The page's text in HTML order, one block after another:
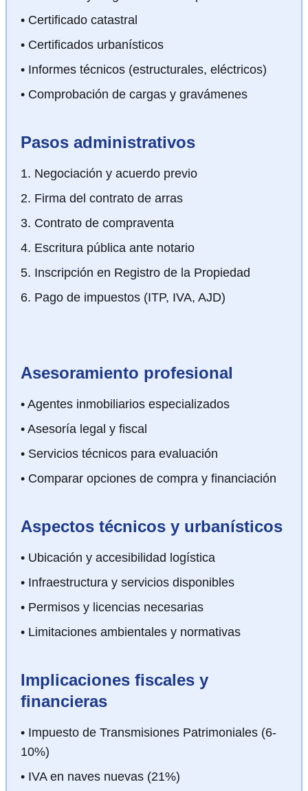
• Certificado catastral
• Certificados urbanísticos
• Informes técnicos (estructurales, eléctricos)
• Comprobación de cargas y gravámenes
Pasos administrativos
Negociación y acuerdo previo
Firma del contrato de arras
Contrato de compraventa
Escritura pública ante notario
Inscripción en Registro de la Propiedad
Pago de impuestos (ITP, IVA, AJD)
Asesoramiento profesional
• Agentes inmobiliarios especializados
• Asesoría legal y fiscal
• Servicios técnicos para evaluación
• Comparar opciones de compra y financiación
Aspectos técnicos y urbanísticos
• Ubicación y accesibilidad logística
• Infraestructura y servicios disponibles
• Permisos y licencias necesarias
• Limitaciones ambientales y normativas
Implicaciones fiscales y
financieras
• Impuesto de Transmisiones Patrimoniales (6-
10%)
• IVA en naves nuevas (21%)